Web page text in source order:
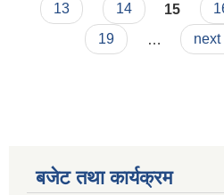
13
14 15
19
next
बजेट तथा कार्यक्रम